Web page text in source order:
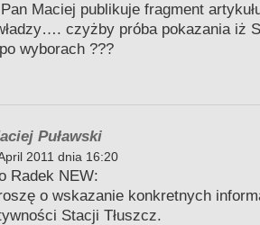
Maciej publikuje fragment
czyżby próba pokazania iż
wyborach ???
Puławski
2011 dnia 16:20
Radek NEW:
o wskazanie konkretnych
Stacji Tłuszcz.